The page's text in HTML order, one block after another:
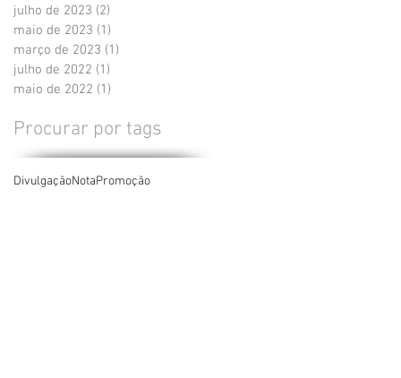
julho de 2023 (2)
maio de 2023 (1)
março de 2023 (1)
julho de 2022 (1)
maio de 2022 (1)
Procurar por tags
DivulgaçãoNotaPromoção